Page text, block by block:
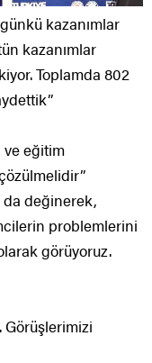
kazanımlar
kazanımlar
Toplamda 802
ve eğitim
da değinerek,
problemlerini
görüyoruz.
Görüşlerimizi